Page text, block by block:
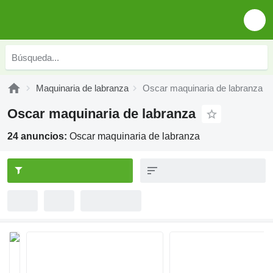
Maquinaria de labranza Oscar maquinaria de labranza
Oscar maquinaria de labranza
24 anuncios: Oscar maquinaria de labranza